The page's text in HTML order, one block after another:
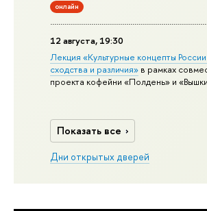
онлайн
12 августа, 19:30
Лекция «Культурные концепты
сходства и различия» в рамках
проекта кофейни «Полдень» и
Показать все
Дни открытых дверей